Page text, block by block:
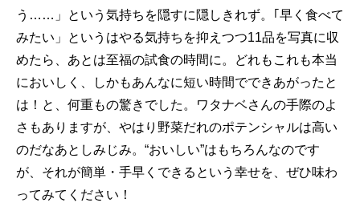
う……」という気持ちを隠すに隠しきれず。｢早く食べて
みたい」というはやる気持ちを抑えつつ11品を写真に収
めたら、あとは至福の試食の時間に。どれもこれも本当
においしく、しかもあんなに短い時間でできあがったと
は！と、何重もの驚きでした。ワタナベさんの手際のよ
さもありますが、やはり野菜だれのポテンシャルは高い
のだなあとしみじみ。“おいしい”はもちろんなのです
が、それが簡単・手早くできるという幸せを、ぜひ味わ
ってみてください！